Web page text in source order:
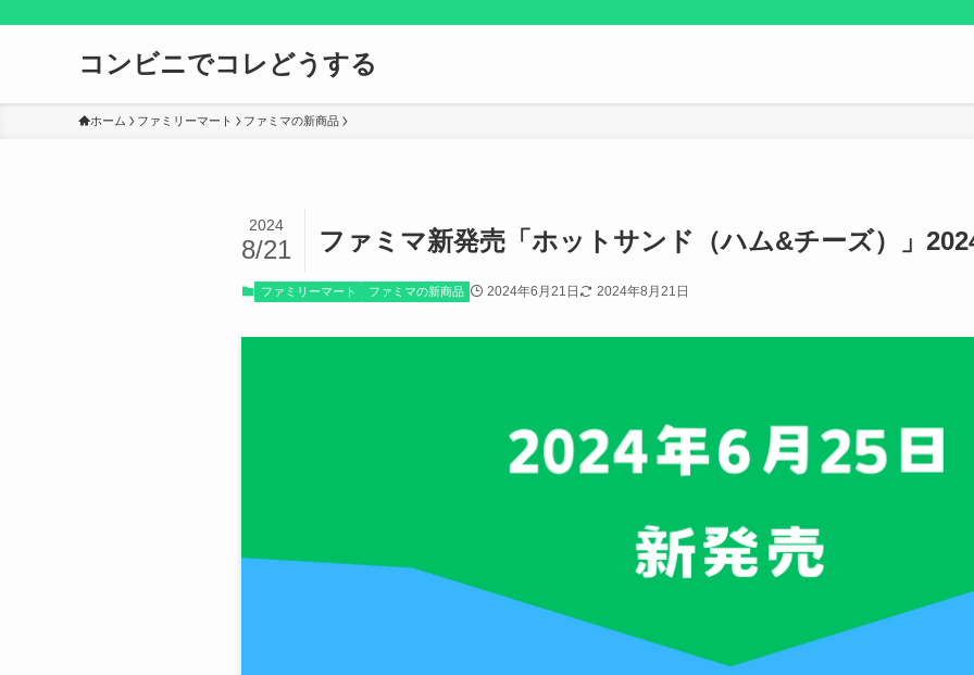
コンビニでコレどうする
ホーム ファミリーマート ファミマの新商品
ファミマ新発売「ホットサンド（ハム&チーズ）」
2024
8/21
ファミリーマート ファミマの新商品 2024年6月21日 2024年8月21日